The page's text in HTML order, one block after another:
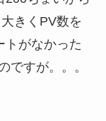
きくPV数を
トがなかった
ですが。。。